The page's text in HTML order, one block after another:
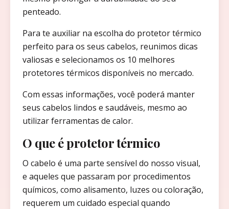
penteado.
Para te auxiliar na escolha do protetor térmico
perfeito para os seus cabelos, reunimos dicas
valiosas e selecionamos os 10 melhores
protetores térmicos disponíveis no mercado.
Com essas informações, você poderá manter
seus cabelos lindos e saudáveis, mesmo ao
utilizar ferramentas de calor.
O que é protetor térmico
O cabelo é uma parte sensível do nosso visual,
e aqueles que passaram por procedimentos
químicos, como alisamento, luzes ou coloração,
requerem um cuidado especial quando